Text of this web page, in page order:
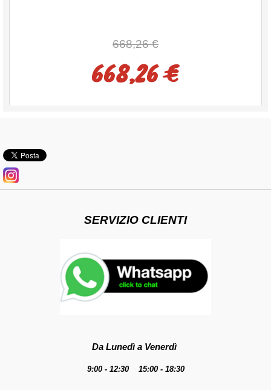
668,26 €
668,26 €
SERVIZIO CLIENTI
Da Lunedì a Venerdì
9:00 - 12:30 15:00 - 18:30